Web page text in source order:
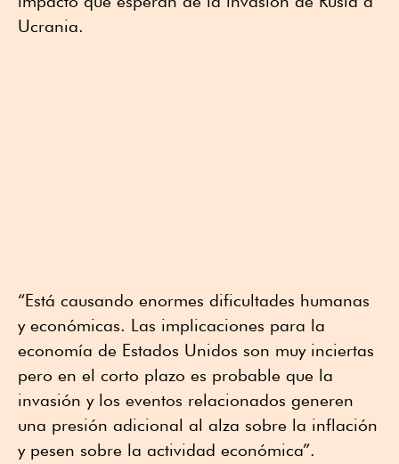
Ucrania.
“Está causando enormes dificultades humanas
y económicas. Las implicaciones para la
economía de Estados Unidos son muy inciertas
pero en el corto plazo es probable que la
invasión y los eventos relacionados generen
una presión adicional al alza sobre la inflación
y pesen sobre la actividad económica”.